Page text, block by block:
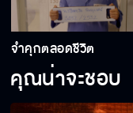
จำคุกตลอดชีวิต
คุณน่าจะชอบ